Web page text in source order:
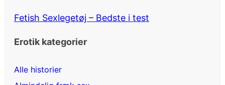
Fetish Sexlegetøj – Bedste i test
Erotik kategorier
Alle historier